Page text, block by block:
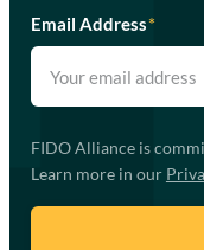
Email Address*
FIDO Alliance is
Learn more in our